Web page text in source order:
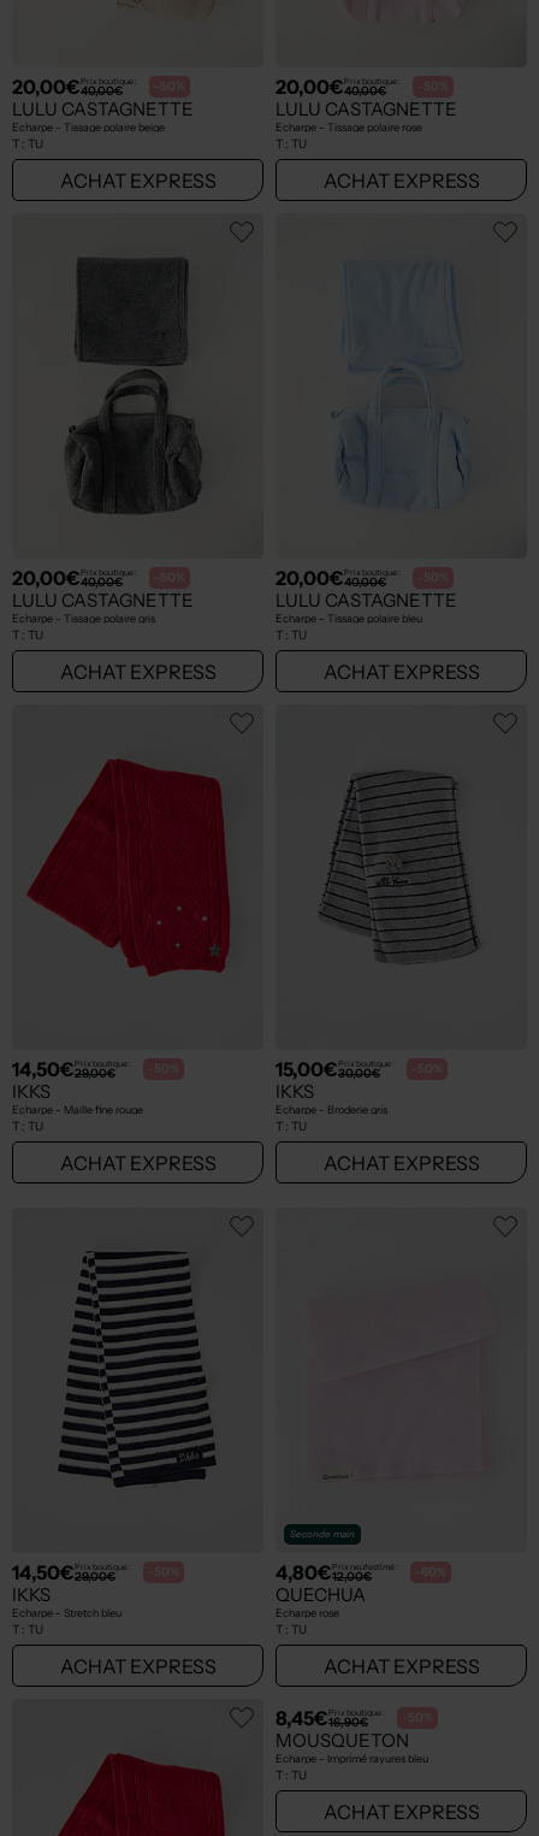
20,00€Prix boutique :
40,00€ -50%
LULU CASTAGNETTE
Echarpe - Tissage polaire beige
T : TU
ACHAT EXPRESS
20,00€Prix boutique :
40,00€ -50%
LULU CASTAGNETTE
Echarpe - Tissage polaire rose
T : TU
ACHAT EXPRESS
20,00€Prix boutique :
40,00€ -50%
LULU CASTAGNETTE
Echarpe - Tissage polaire gris
T : TU
ACHAT EXPRESS
20,00€Prix boutique :
40,00€ -50%
LULU CASTAGNETTE
Echarpe - Tissage polaire bleu
T : TU
ACHAT EXPRESS
14,50€Prix boutique :
29,00€ -50%
IKKS
Echarpe - Maille fine rouge
T : TU
ACHAT EXPRESS
15,00€Prix boutique :
30,00€ -50%
IKKS
Echarpe - Broderie gris
T : TU
ACHAT EXPRESS
14,50€Prix boutique :
29,00€ -50%
IKKS
Echarpe - Stretch bleu
T : TU
ACHAT EXPRESS
Seconde main
4,80€Prix neuf estimé :
12,00€ -60%
QUECHUA
Echarpe rose
T : TU
ACHAT EXPRESS